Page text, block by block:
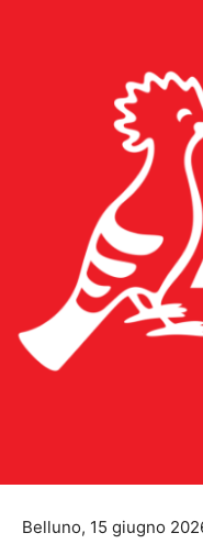
Belluno, 15 giugno